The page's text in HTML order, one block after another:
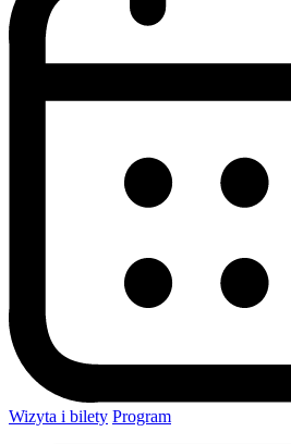
Wizyta i bilety Program